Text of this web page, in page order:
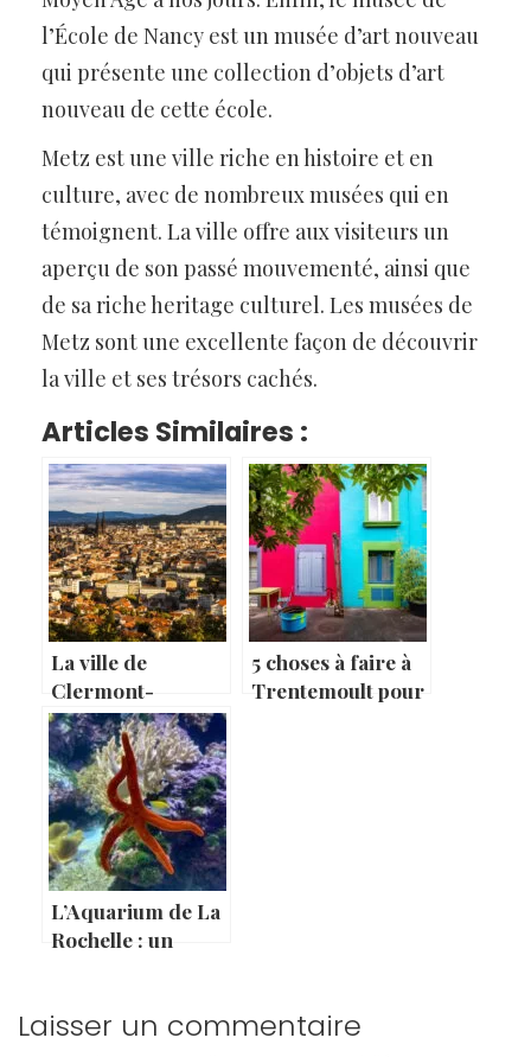
l’École de Nancy est un musée d’art nouveau
qui présente une collection d’objets d’art
nouveau de cette école.
Metz est une ville riche en histoire et en
culture, avec de nombreux musées qui en
témoignent. La ville offre aux visiteurs un
aperçu de son passé mouvementé, ainsi que
de sa riche heritage culturel. Les musées de
Metz sont une excellente façon de découvrir
la ville et ses trésors cachés.
Articles Similaires :
La ville de
Clermont-
Ferrand en
France : riche en
histoire et en
culture
5 choses à faire à
Trentemoult pour
L’Aquarium de La
Rochelle : un
Maritime !
Laisser un commentaire